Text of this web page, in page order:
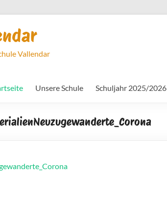
Vallendar
Unsere Schule Schuljahr 2025/2026